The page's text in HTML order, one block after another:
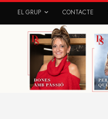
EL GRUP CONTACTE